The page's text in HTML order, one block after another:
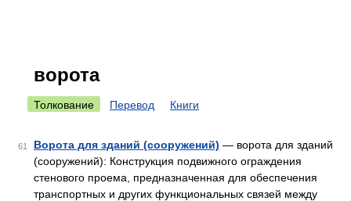
ворота
Толкование Перевод Книги
61 Ворота для зданий (сооружений) — ворота для зданий
(сооружений): Конструкция подвижного ограждения
стенового проема, предназначенная для обеспечения
транспортных и других функциональных связей между